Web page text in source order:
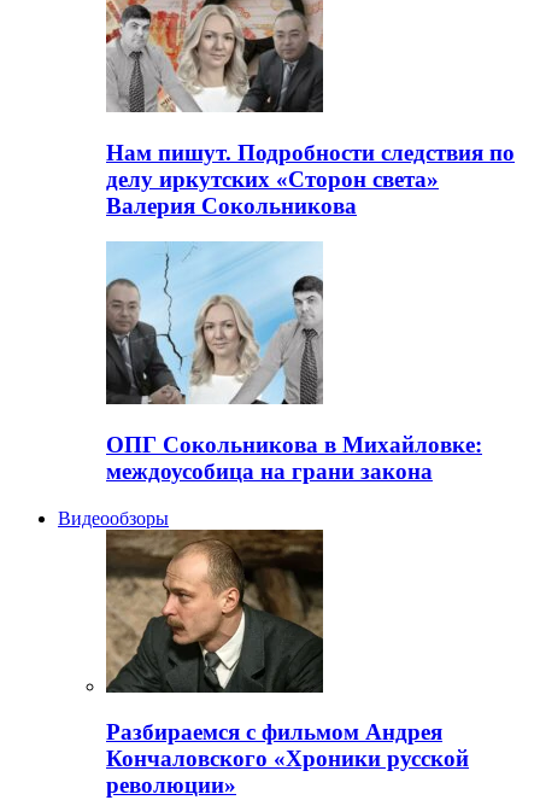
Нам пишут. Подробности следствия по
делу иркутских «Сторон света»
Валерия Сокольникова
ОПГ Сокольникова в Михайловке:
междоусобица на грани закона
Видеообзоры
Разбираемся с фильмом Андрея
Кончаловского «Хроники русской
революции»